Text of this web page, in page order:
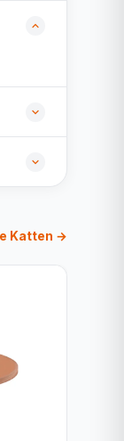
Katten →